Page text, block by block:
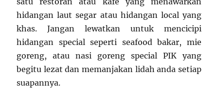
hidangan laut segar atau hidangan local yang
khas. Jangan lewatkan untuk mencicipi
hidangan special seperti seafood bakar, mie
goreng, atau nasi goreng special PIK yang
begitu lezat dan memanjakan lidah anda setiap
suapannya.